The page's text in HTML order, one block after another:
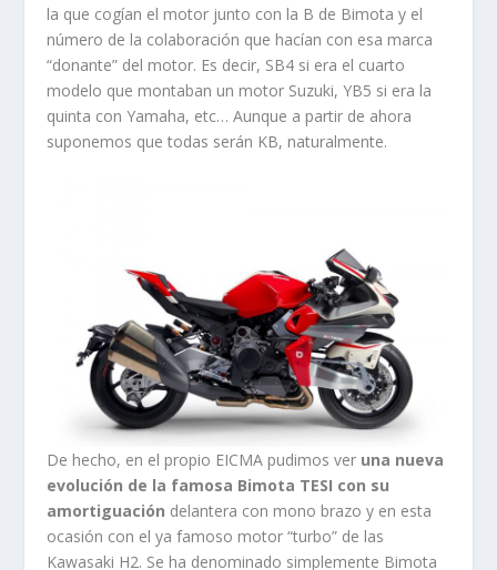
la que cogían el motor junto con la B de Bimota y el
número de la colaboración que hacían con esa marca
“donante” del motor. Es decir, SB4 si era el cuarto
modelo que montaban un motor Suzuki, YB5 si era la
quinta con Yamaha, etc… Aunque a partir de ahora
suponemos que todas serán KB, naturalmente.
De hecho, en el propio EICMA pudimos ver una nueva
evolución de la famosa Bimota TESI con su
amortiguación delantera con mono brazo y en esta
ocasión con el ya famoso motor “turbo” de las
Kawasaki H2. Se ha denominado simplemente Bimota